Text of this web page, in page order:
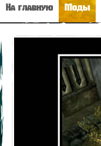
На главную Моды